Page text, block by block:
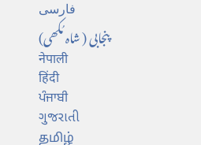
فارسی
پنجابی (شاہ مُکھی)
नेपाली
हिंदी
ਪੰਜਾਬੀ
ગુજરાતી
தமிழ்